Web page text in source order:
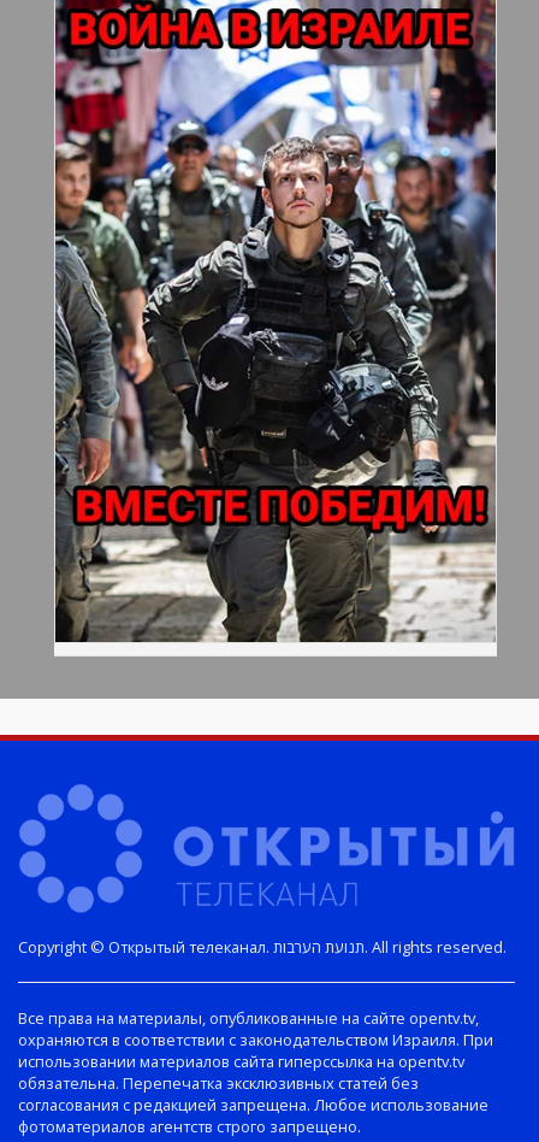
Copyright © Открытый телеканал. תנועת הערבות. All rights reserved.
Все права на материалы, опубликованные на сайте opentv.tv,
охраняются в соответствии с законодательством Израиля. При
использовании материалов сайта гиперссылка на opentv.tv
обязательна. Перепечатка эксклюзивных статей без
согласования с редакцией запрещена. Любое использование
фотоматериалов агентств строго запрещено.